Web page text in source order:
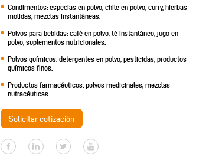
Condimentos: especias en polvo, chile en polvo, curry, hierbas
molidas, mezclas instantáneas.
Polvos para bebidas: café en polvo, té instantáneo, jugo en
polvo, suplementos nutricionales.
Polvos químicos: detergentes en polvo, pesticidas, productos
químicos finos.
Productos farmacéuticos: polvos medicinales, mezclas
nutracéuticas.
Solicitar cotización